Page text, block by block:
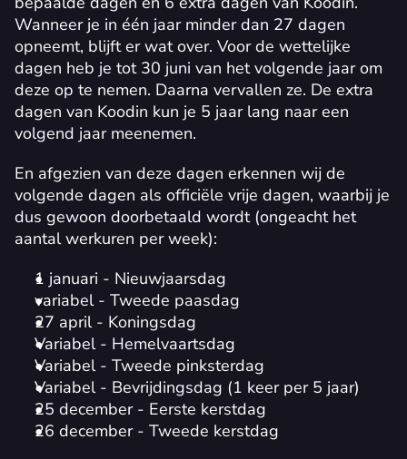
Wanneer je in één jaar minder dan 27 dagen
opneemt, blijft er wat over. Voor de wettelijke
dagen heb je tot 30 juni van het volgende jaar om
deze op te nemen. Daarna vervallen ze. De extra
dagen van Koodin kun je 5 jaar lang naar een
volgend jaar meenemen.
En afgezien van deze dagen erkennen wij de
volgende dagen als officiële vrije dagen, waarbij je
dus gewoon doorbetaald wordt (ongeacht het
aantal werkuren per week):
1 januari - Nieuwjaarsdag
variabel - Tweede paasdag
27 april - Koningsdag
Variabel - Hemelvaartsdag
Variabel - Tweede pinksterdag
Variabel - Bevrijdingsdag (1 keer per 5 jaar)
25 december - Eerste kerstdag
26 december - Tweede kerstdag